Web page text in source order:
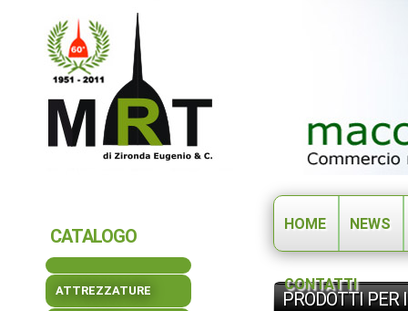
CATALOGO
ATTREZZATURE
HOME NEWS
CONTATTI
PRODOTTI PER